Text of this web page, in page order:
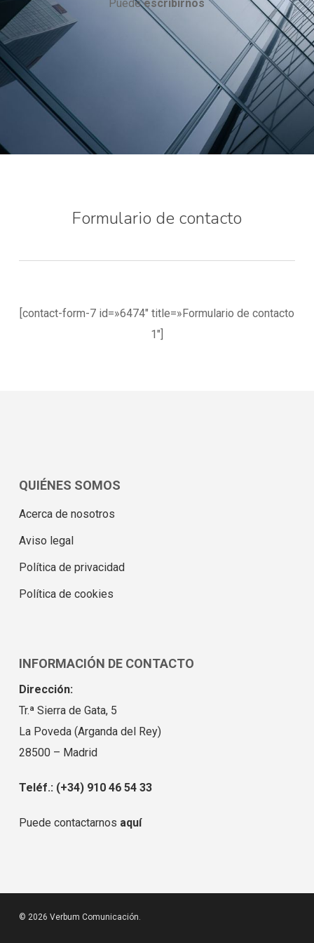
Puedeescribirnos
Formulario de contacto
[contact-form-7 id=»6474″ title=»Formulario de contacto
1″]
QUIÉNES SOMOS
Acerca de nosotros
Aviso legal
Política de privacidad
Política de cookies
INFORMACIÓN DE CONTACTO
Dirección:
Tr.ª Sierra de Gata, 5
La Poveda (Arganda del Rey)
28500 – Madrid
Teléf.: (+34) 910 46 54 33
Puede contactarnos aquí
© 2026 Verbum Comunicación.